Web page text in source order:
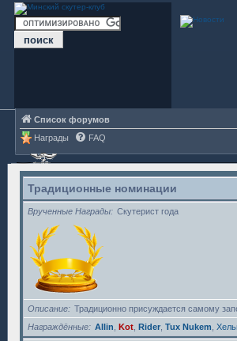
Список форумов
Награды
FAQ
Традиционные номинации
Врученные Награды Скутерист года
Описание
Традиционно присуждается самому
Награждённые
Allin Kot Rider Tux Nukem